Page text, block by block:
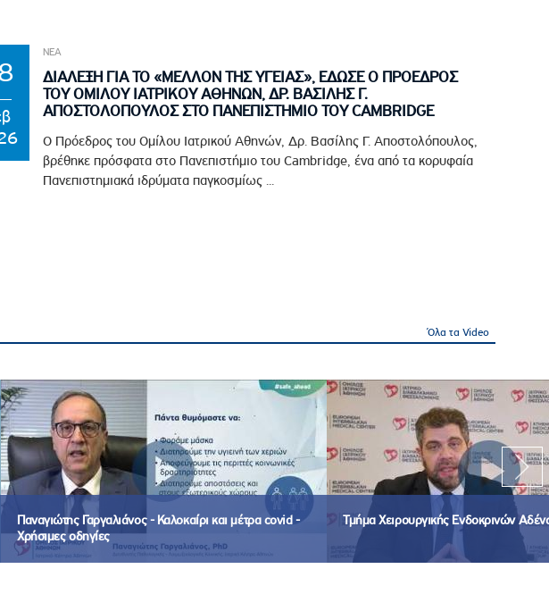
ΝΕΑ
ΔΙΑΛΕΞΗ ΓΙΑ ΤΟ «ΜΕΛΛΟΝ ΤΗΣ ΥΓΕΙΑΣ», ΕΔΩΣΕ Ο ΠΡΟΕΔΡΟΣ
ΤΟΥ ΟΜΙΛΟΥ ΙΑΤΡΙΚΟΥ ΑΘΗΝΩΝ, ΔΡ. ΒΑΣΙΛΗΣ Γ.
ΑΠΟΣΤΟΛΟΠΟΥΛΟΣ ΣΤΟ ΠΑΝΕΠΙΣΤΗΜΙΟ ΤΟΥ CAMBRIDGE
Ο Πρόεδρος του Ομίλου Ιατρικού Αθηνών, Δρ. Βασίλης Γ. Αποστολόπουλος,
βρέθηκε πρόσφατα στο Πανεπιστήμιο του Cambridge, ένα από τα κορυφαία
Πανεπιστημιακά ιδρύματα παγκοσμίως ...
Όλα τα Video
Παναγιώτης Γαργαλιάνος - Καλοκαίρι και μέτρα covid -
Χρήσιμες οδηγίες
Τμήμα Χειρουργικής Ενδοκρινών